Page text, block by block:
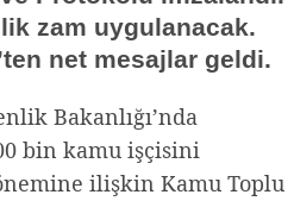
zam uygulanacak.
net mesajlar geldi.
Bakanlığı’nda
bin kamu işçisini
ilişkin Kamu Toplu